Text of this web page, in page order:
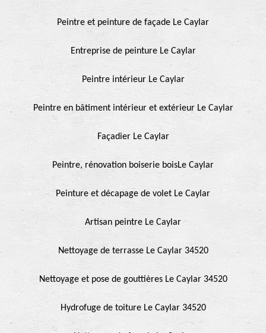
Peintre et peinture de façade Le Caylar
Entreprise de peinture Le Caylar
Peintre intérieur Le Caylar
Peintre en bâtiment intérieur et extérieur Le Caylar
Façadier Le Caylar
Peintre, rénovation boiserie boisLe Caylar
Peinture et décapage de volet Le Caylar
Artisan peintre Le Caylar
Nettoyage de terrasse Le Caylar 34520
Nettoyage et pose de gouttières Le Caylar 34520
Hydrofuge de toiture Le Caylar 34520